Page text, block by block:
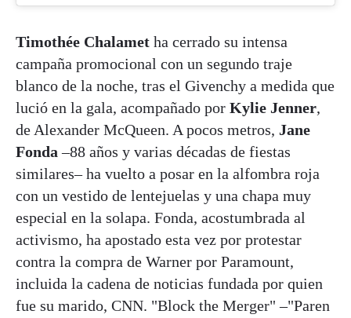
Timothée Chalamet ha cerrado su intensa
campaña promocional con un segundo traje
blanco de la noche, tras el Givenchy a medida que
lució en la gala, acompañado por Kylie Jenner,
de Alexander McQueen. A pocos metros, Jane
Fonda–88 años y varias décadas de fiestas
similares– ha vuelto a posar en la alfombra roja
con un vestido de lentejuelas y una chapa muy
especial en la solapa. Fonda, acostumbrada al
activismo, ha apostado esta vez por protestar
contra la compra de Warner por Paramount,
incluida la cadena de noticias fundada por quien
fue su marido, CNN. "Block the Merger" –"Paren